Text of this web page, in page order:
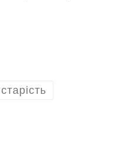
старість